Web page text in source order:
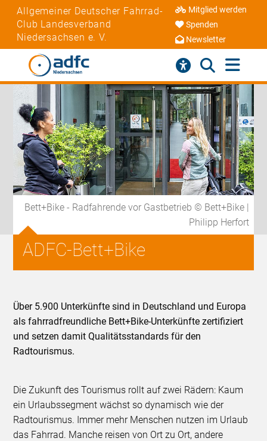
Allgemeiner Deutscher Fahrrad-
Club Landesverband
Niedersachsen e. V.
Mitglied werden
Spenden
Newsletter
Bett+Bike - Radfahrende vor Gastbetrieb © Bett+Bike |
Philipp Herfort
ADFC-Bett+Bike
Über 5.900 Unterkünfte sind in Deutschland und Europa
als fahrradfreundliche Bett+Bike-Unterkünfte zertifiziert
und setzen damit Qualitätsstandards für den
Radtourismus.
Die Zukunft des Tourismus rollt auf zwei Rädern: Kaum
ein Urlaubssegment wächst so dynamisch wie der
Radtourismus. Immer mehr Menschen nutzen im Urlaub
das Fahrrad. Manche reisen von Ort zu Ort, andere